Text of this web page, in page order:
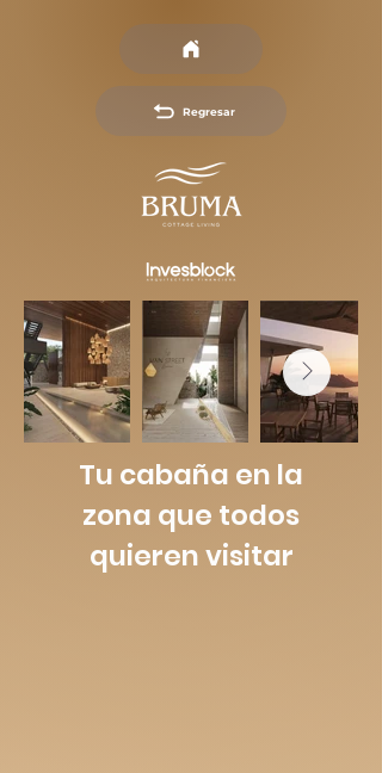
Regresar
Tu cabaña en la
zona que todos
quieren visitar